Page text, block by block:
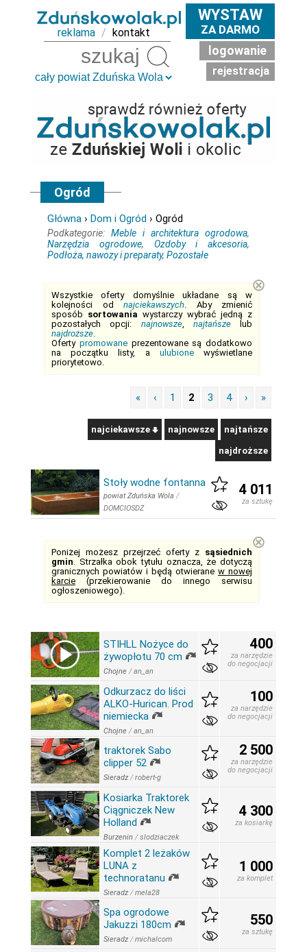
reklama / kontakt
WYSTAW
ZA DARMO
logowanie
rejestracja
Ogród
Główna › Dom i Ogród › Ogród
Podkategorie: Meble i architektura ogrodowa,
Narzędzia ogrodowe, Ozdoby i akcesoria,
Podłoża, nawozy i preparaty, Pozostałe
Wszystkie oferty domyślnie układane są w
kolejności od najciekawszych. Aby zmienić
sposób sortowania wystarczy wybrać jedną z
pozostałych opcji: najnowsze, najtańszelub
najdroższe.
Oferty promowaneprezentowane są dodatkowo
na początku listy, a ulubionewyświetlane
priorytetowo.
⊗
« ‹ 1 2 3 4 › »
najciekawsze najnowsze najtańsze
najdroższe
Stoły wodne fontanna
powiat Zduńska Wola /
DOMCIOSDZ
4 011
za sztukę
Poniżej możesz przejrzeć oferty z sąsiednich
gmin. Strzałka obok tytułu oznacza, że dotyczą
granicznych powiatów i będą otwierane w nowej
karcie (przekierowanie do innego serwisu
ogłoszeniowego).
⊗
STIHLL Nożyce do
żywopłotu 70 cm
Chojne /an_an
400
za narzędzie
do negocjacji
Odkurzacz do liści
ALKO-Hurican. Prod
niemiecka
Chojne /an_an
100
za narzędzie
do negocjacji
traktorek Sabo
clipper 52
Sieradz /robert-g
2 500
za narzędzie
do negocjacji
Kosiarka Traktorek
Ciągniczek New
Holland
Burzenin /slodziaczek
4 300
za kosiarkę
Komplet 2 leżaków
LUNA z
technoratanu
Sieradz /mela28
1 000
za komplet
Spa ogrodowe
Jakuzzi 180cm
Sieradz /michalcom
550
za sztukę